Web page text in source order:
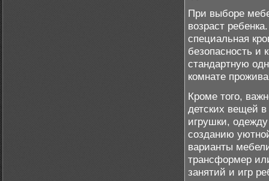
При выборе
возраст
специальная
безопасность и
стандартную
комнате
Кроме того,
детских вещей
игрушки,
созданию
варианты
трансформер
занятий и игр